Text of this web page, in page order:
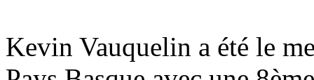
Kevin Vauquelin a été le